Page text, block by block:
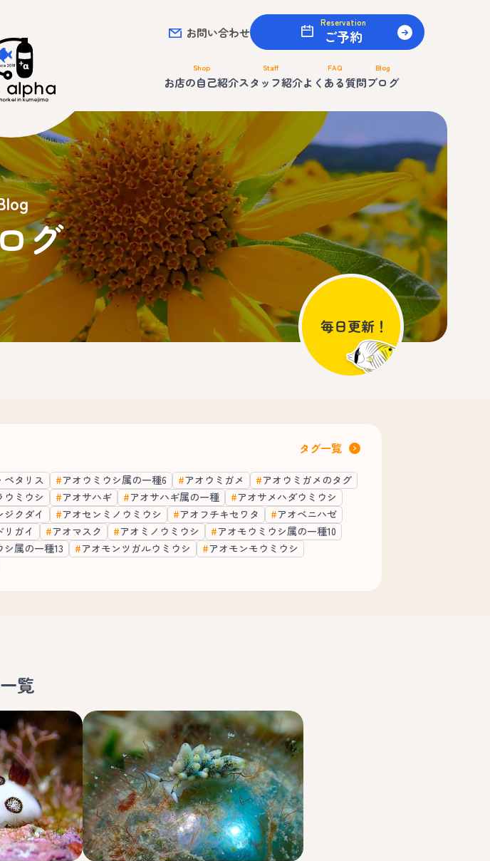
お問い合わせ
Reservation
ご予約
Shop
お店の自己紹介
Staff
スタッフ紹介
FAQ
よくある質問
Blog
ブログ
グ
タグ一覧
ペタリス アオウミウシ属の一種6 アオウミガメ
アオウミガメのタグ
ウミウシ
アオサハギ アオサハギ属の一種
アオサメハダウミウシ
クダイ
アオセンミノウミウシ アオフチキセワタ
アオベニハゼ
ガイ
アオマスク アオミノウミウシ
アオモウミウシ属の一種10
属の一種13
アオモンツガルウミウシ
アオモンモウミウシ
覧